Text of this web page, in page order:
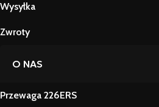
Wysyłka
Zwroty
O NAS
Przewaga 226ERS